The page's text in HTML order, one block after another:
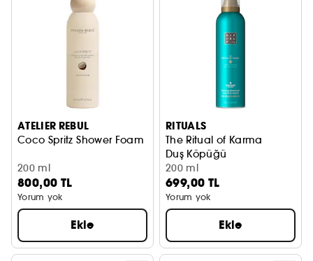
ATELIER REBUL
Coco Spritz Shower Foam
200 ml
800,00 TL
Yorum yok
Ekle
RITUALS
The Ritual of Karma
Duş Köpüğü
200 ml
699,00 TL
Yorum yok
Ekle